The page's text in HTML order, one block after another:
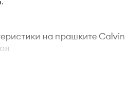
на прашките